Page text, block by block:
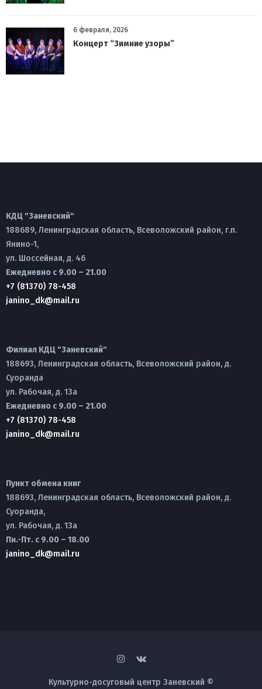
6 февраля, 2026
Концерт “Зимние узоры”
КДЦ "Заневский"
188689, Ленинградская область, Всеволожский район, г.п.
Янино-1,
ул. Шоссейная, д. 46
Ежедневно с 9.00 – 21.00
+7 (81370) 78-458
janino_dk@mail.ru
Филиал КДЦ "Заневский"
188693, Ленинградская область, Всеволожский район, д.
Суоранда
ул. Рабочая, д. 13а
Ежедневно с 9.00 – 21.00
+7 (81370) 78-458
janino_dk@mail.ru
Пункт обмена книг
188693, Ленинградская область, Всеволожский район, д.
Суоранда,
ул. Рабочая, д. 13а
Пн.-Пт. с 9.00 – 18.00
janino_dk@mail.ru
Культурно-досуговый центр Заневский ©